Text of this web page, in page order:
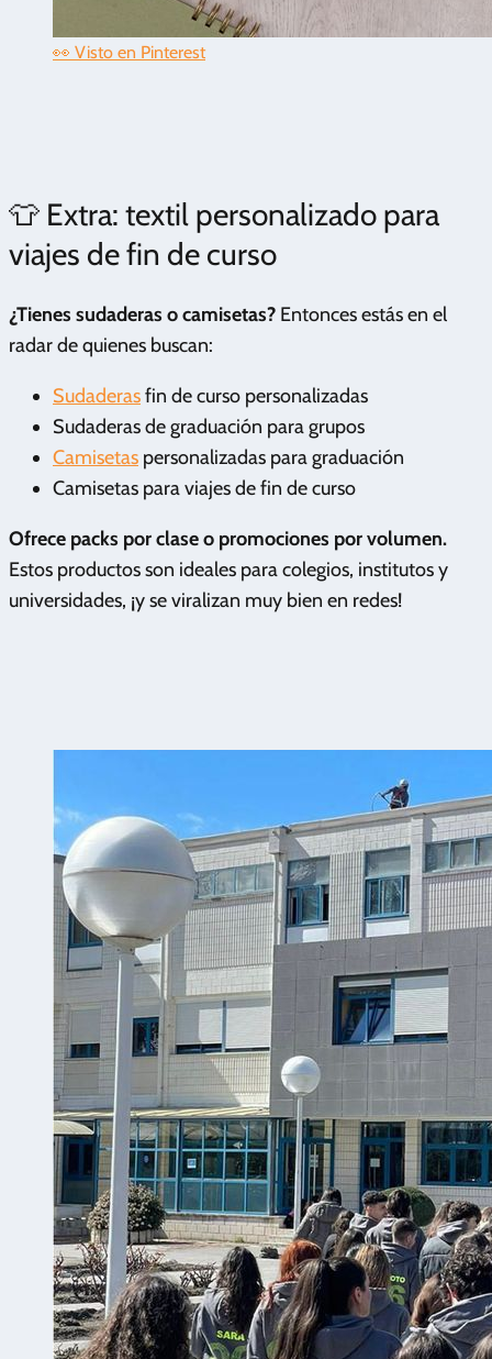
👀 Visto en Pinterest
👕 Extra: textil personalizado para
viajes de fin de curso
¿Tienes sudaderas o camisetas? Entonces estás en el
radar de quienes buscan:
Sudaderasfin de curso personalizadas
Sudaderas de graduación para grupos
Camisetas personalizadas para graduación
Camisetas para viajes de fin de curso
Ofrece packs por clase o promociones por volumen.
Estos productos son ideales para colegios, institutos y
universidades, ¡y se viralizan muy bien en redes!